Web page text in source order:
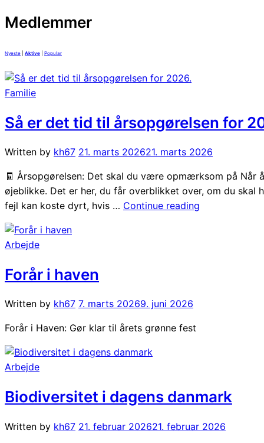
Medlemmer
Nyeste Aktive Popular
Familie
Så er det tid til årsopgørelsen for
Written by kh67 21. marts 202621. marts 2026
🧾 Årsopgørelsen: Det skal du være opmærksom på
øjeblikke. Det er her, du får overblikket over, om du skal
fejl kan koste dyrt, hvis … Continue reading
Arbejde
Forår i haven
Written by kh67 7. marts 20269. juni 2026
Forår i Haven: Gør klar til årets grønne fest
Arbejde
Biodiversitet i dagens danmark
Written by kh67 21. februar 202621. februar 2026